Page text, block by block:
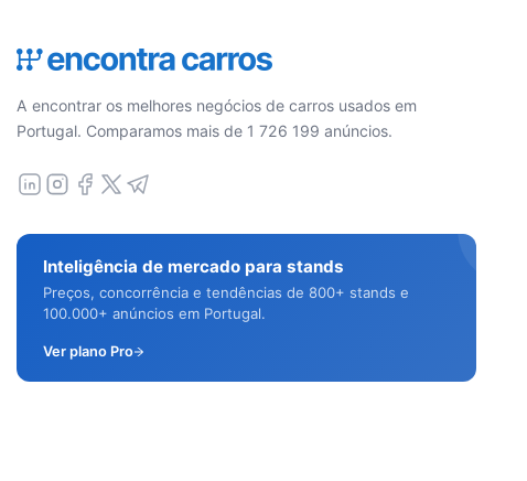
A encontrar os melhores negócios de carros usados em
Portugal. Comparamos mais de 1 726 199 anúncios.
Inteligência de mercado para stands
Preços, concorrência e tendências de 800+ stands e
100.000+ anúncios em Portugal.
Ver plano Pro